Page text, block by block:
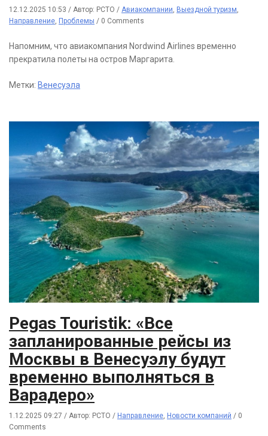
12.12.2025 10:53 / Автор: РСТО / Авиакомпании, Выездной туризм,
Направление, Проблемы / 0 Comments
Напомним, что авиакомпания Nordwind Airlines временно
прекратила полеты на остров Маргарита.
Метки: Венесуэла
Pegas Touristik: «Все
запланированные рейсы из
Москвы в Венесуэлу будут
временно выполняться в
Варадеро»
1.12.2025 09:27 / Автор: РСТО / Направление, Новости компаний / 0
Comments